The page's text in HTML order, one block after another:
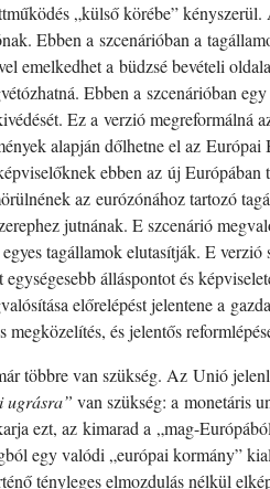
„külső körébe”
Ebben a szcenárióban a
emelkedhet a büdzsé bevételi
Ebben a szcenárióban
Ez a verzió megreformálná
alapján dőlhetne el az
ebben az új
az eurózónához tartozó
jutnának. E szcenárió
tagállamok elutasítják. E
álláspontot és
előrelépést jelentene a
és jelentős
többre van szükség. Az Unió
ugrásra” van szükség: a monetáris
ezt, az kimarad a „mag-
egy valódi „európai kormány”
tényleges elmozdulás nélkül